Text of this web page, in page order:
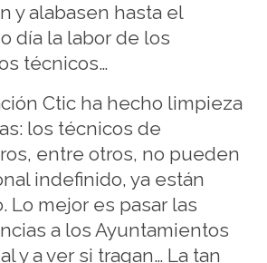
y alabasen hasta el
día la labor de los
técnicos…
Ctic ha hecho limpieza
los técnicos de
entre otros, no pueden
indefinido, ya están
Lo mejor es pasar las
a los Ayuntamientos
y a ver si tragan… La tan